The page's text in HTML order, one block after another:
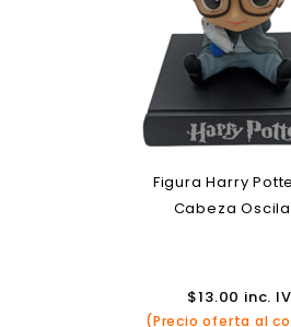
Figura Harry
Cabeza
$13.00 inc.
(Precio oferta al